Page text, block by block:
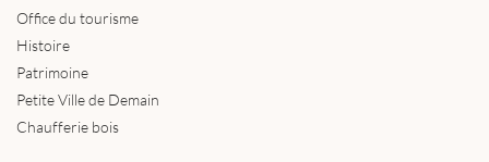
Office du tourisme
Histoire
Patrimoine
Petite Ville de Demain
Chaufferie bois